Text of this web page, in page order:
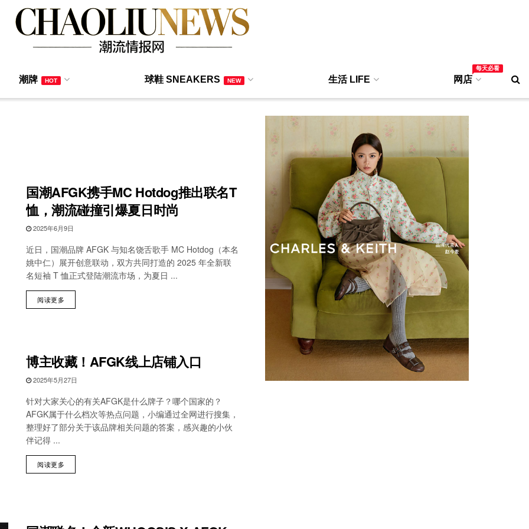
潮牌 HOT 球鞋 SNEAKERS NEW 生活 LIFE 网店
每天必看
国潮AFGK携手MC Hotdog推出联名T
恤，潮流碰撞引爆夏日时尚
2025年6月9日
近日，国潮品牌 AFGK 与知名饶舌歌手 MC Hotdog（本名
姚中仁）展开创意联动，双方共同打造的 2025 年全新联
名短袖 T 恤正式登陆潮流市场，为夏日 ...
阅读更多
博主收藏！AFGK线上店铺入口
2025年5月27日
针对大家关心的有关AFGK是什么牌子？哪个国家的？
AFGK属于什么档次等热点问题，小编通过全网进行搜集，
整理好了部分关于该品牌相关问题的答案，感兴趣的小伙
伴记得 ...
阅读更多